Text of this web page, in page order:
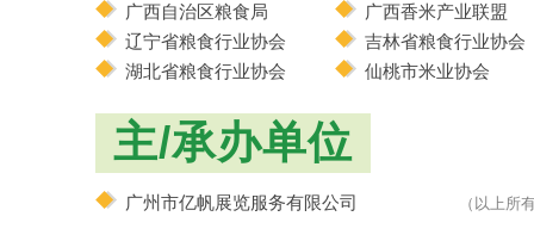
广西自治区粮食局
广西香米产业联盟
辽宁省粮食行业协会
吉林省粮食行业协会
湖北省粮食行业协会
仙桃市米业协会
主/承办单位
广州市亿帆展览服务有限公司 （以上所